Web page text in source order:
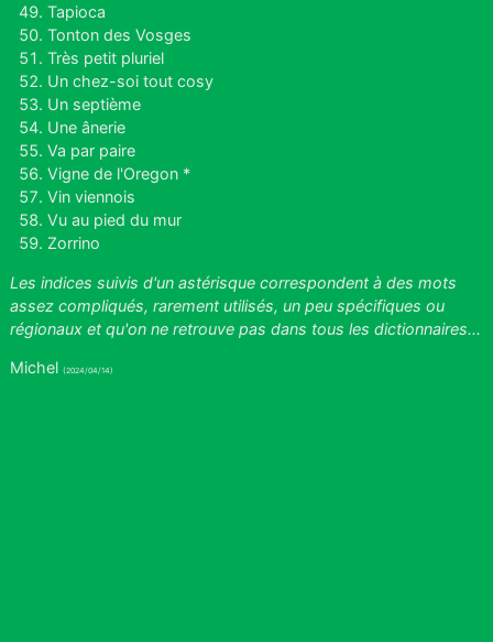
Tapioca
Tonton des Vosges
Très petit pluriel
Un chez-soi tout cosy
Un septième
Une ânerie
Va par paire
Vigne de l'Oregon *
Vin viennois
Vu au pied du mur
Zorrino
Les indices suivis d'un astérisque correspondent à des mots
assez compliqués, rarement utilisés, un peu spécifiques ou
régionaux et qu'on ne retrouve pas dans tous les dictionnaires...
Michel (2024/04/14)